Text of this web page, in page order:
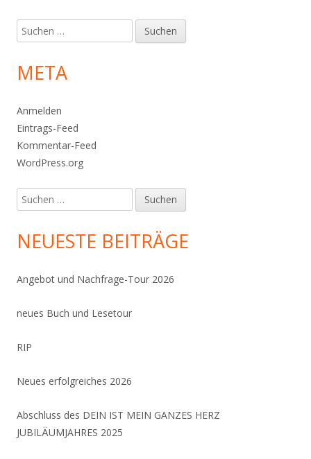
Suchen
nach:
META
Anmelden
Eintrags-Feed
Kommentar-Feed
WordPress.org
Suchen
nach:
NEUESTE BEITRÄGE
Angebot und Nachfrage-Tour 2026
neues Buch und Lesetour
RIP
Neues erfolgreiches 2026
Abschluss des DEIN IST MEIN GANZES HERZ
JUBILÄUMJAHRES 2025